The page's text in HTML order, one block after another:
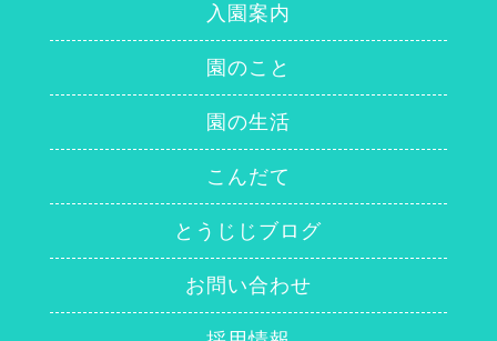
入園案内
園のこと
園の生活
こんだて
とうじじブログ
お問い合わせ